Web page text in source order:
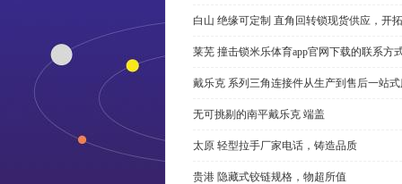
白山 绝缘可定制 直角回转锁现货供应，开
莱芜 撞击锁米乐体育app官网下载的联系方
戴乐克 系列三角连接件从生产到售后一站
无可挑剔的南平戴乐克 端盖
太原 轻型拉手厂家电话，铸造品质
贵港 隐藏式铰链规格，物超所值